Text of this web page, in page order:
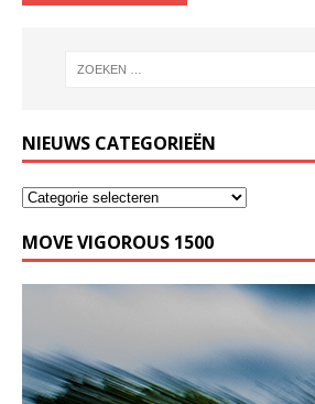
NIEUWS CATEGORIEËN
MOVE VIGOROUS 1500